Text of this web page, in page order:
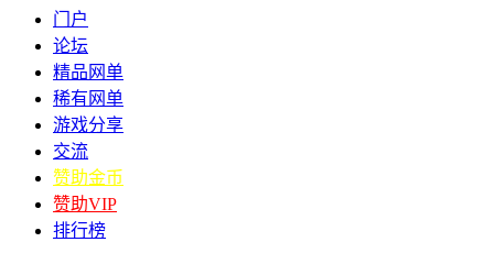
门户
论坛
精品网单
稀有网单
游戏分享
交流
赞助金币
赞助VIP
排行榜